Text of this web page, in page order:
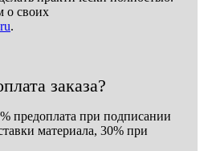
о своих
.
заказа?
предоплата при подписании
материала, 30% при